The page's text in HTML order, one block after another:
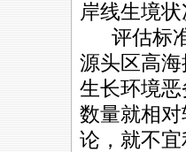
岸线生境
评估标准
源头区高
生长环境
数量就相
论，就不